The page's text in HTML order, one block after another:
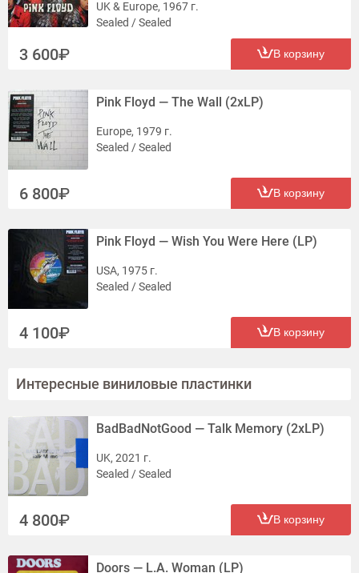
UK & Europe, 1967 г.
Sealed / Sealed
3 600 В корзину
Pink Floyd — The Wall (2xLP)
Europe, 1979 г.
Sealed / Sealed
6 800 В корзину
Pink Floyd — Wish You Were Here (LP)
USA, 1975 г.
Sealed / Sealed
4 100 В корзину
Интересные виниловые пластинки
BadBadNotGood — Talk Memory (2xLP)
UK, 2021 г.
Sealed / Sealed
4 800 В корзину
Doors — L.A. Woman (LP)